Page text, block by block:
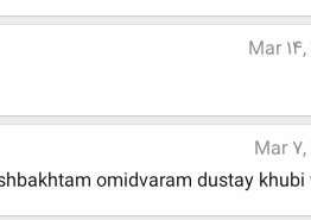
Mar
Mar 7,
omidvaram dustay